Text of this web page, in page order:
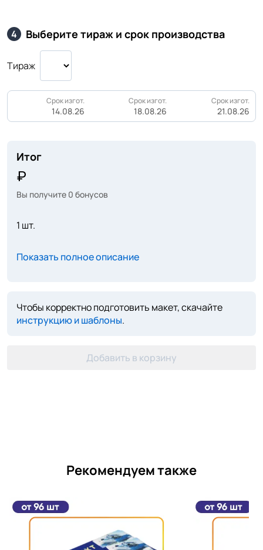
4 Выберите тираж и срок производства
Тираж
Срок изгот.
14.08.26
Срок изгот.
18.08.26
Срок изгот.
21.08.26
Итог
Вы получите 0 бонусов
1 шт.
Показать полное описание
Чтобы корректно подготовить макет, скачайте
инструкцию и шаблоны.
Добавить в корзину
Рекомендуем также